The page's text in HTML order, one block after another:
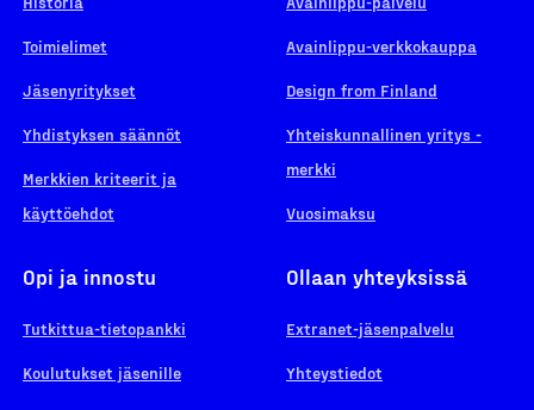
Toimielimet
Jäsenyritykset
Yhdistyksen säännöt
Merkkien kriteerit ja
käyttöehdot
Avainlippu-verkkokauppa
Design from Finland
Yhteiskunnallinen yritys -
merkki
Vuosimaksu
Opi ja innostu
Tutkittua-tietopankki
Koulutukset jäsenille
Ollaan yhteyksissä
Extranet-jäsenpalvelu
Yhteystiedot